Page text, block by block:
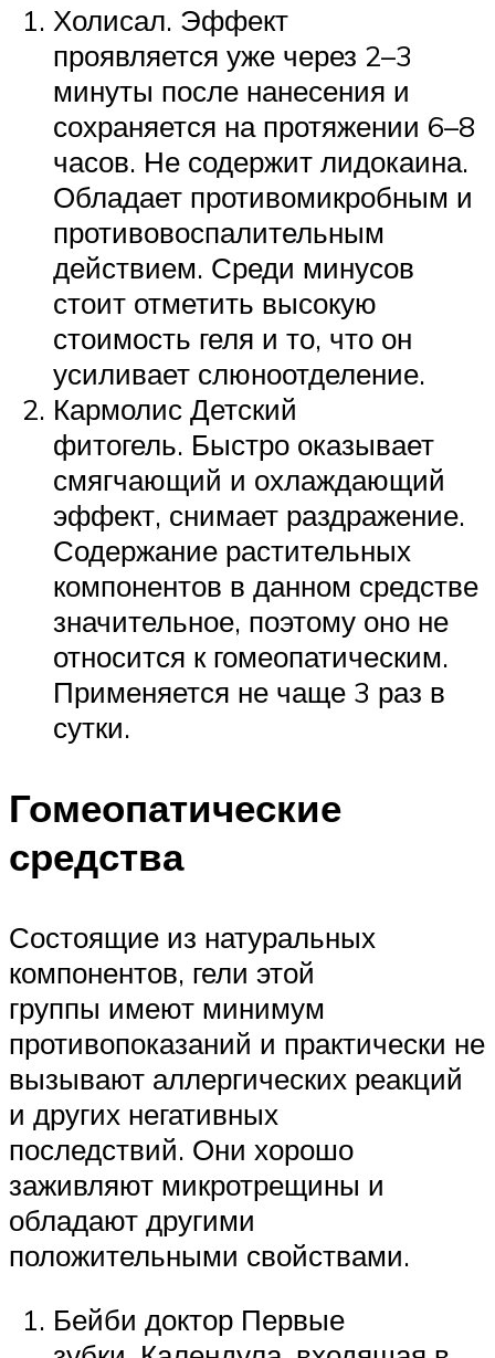
Холисал. Эффект
проявляется уже через 2–3
минуты после нанесения и
сохраняется на протяжении 6–8
часов. Не содержит лидокаина.
Обладает противомикробным и
противовоспалительным
действием. Среди минусов
стоит отметить высокую
стоимость геля и то, что он
усиливает слюноотделение.
Кармолис Детский
фитогель. Быстро оказывает
смягчающий и охлаждающий
эффект, снимает раздражение.
Содержание растительных
компонентов в данном средстве
значительное, поэтому оно не
относится к гомеопатическим.
Применяется не чаще 3 раз в
сутки.
Гомеопатические
средства
Состоящие из натуральных
компонентов, гели этой
группы имеют минимум
противопоказаний и практически не
вызывают аллергических реакций
и других негативных
последствий. Они хорошо
заживляют микротрещины и
обладают другими
положительными свойствами.
Бейби доктор Первые